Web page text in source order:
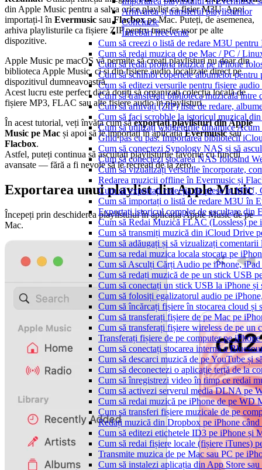
Arhivarea și transferul playlisturilor
Concluzie
Întrebări frecvente
Cum să creezi o listă de redare M3U
Cum să redai muzica de pe Mac / PC /
Cum să redai propria muzică pe iPhone
Cum să schimbi copertele albumelor
Cum să editezi versurile pentru fișiere
Cum să transferați biblioteca muzicală
Cum să arhivați (ZIP) liste de redare,
Cum să faci scrobble la istoricul muzical
Cum să utilizați widgeturile dinamice
Ghid pas cu pas: Importarea bibliotecii
Cum să conectezi Synology NAS și să
Cum să conectezi stocarea NAS folosind
Cum să vizualizați versurile încorporate,
Redarea muzicii offline în Evermusic și
Cum să exportați colecția de piese în
Cum să importați o listă de redare M3U în
Exportați istoricul complet de ascultare din
Cum să Redai Muzică FLAC (Lossless) pe
Cum să transmiți muzică din iCloud Drive
Cum să adăugați și să vizualizați
Cum sa redai muzica locala stocata pe
Cum să Asculți Cărți Audio pe iPhone,
Cum să redați muzică de pe un stick USB
Cum să conectați un stick USB la iPhone și
Cum să folosiți egalizatorul audio pe
Cum să încărcați fișiere în stocarea cloud
Cum să transferați fișiere de pe Mac pe
Cum să transferați fișiere wireless de pe
Transferați fișiere de pe computer pe
Cum să conectați stocarea internă a
Cum să descarci muzică de pe YouTube și
Cum să deconectezi o aplicație terță de la
Cum să înregistrezi video în timp ce redai
Cum să activezi serverul media DLNA pe
Cum să redai muzică pe iPhone de pe WD
Cum să transferi fișiere muzicale de pe
Redați muzică din Dropbox pe iPhone
Cum să editezi etichetele ID3 pe iPhone și
Cum să redai fișiere locale (fișiere iTunes)
Transmite muzica de pe Mac sau PC pe
Cum să instalezi aplicația din App Store
din Apple Music pentru a salva orice playlist ca fișier M3U. Apoi
importați-l în Evermusic sauFlacboxpe Mac. Puteți, de asemenea,
arhiva playlisturile ca fișiere ZIP pentru transfer ușor pe alte
dispozitive.
Apple Music pe macOS vă permite să creați playlisturi nu doar din
biblioteca Apple Music, ci și din fișiere audio localizate direct pe
dispozitivul dumneavoastră.
Acest lucru este perfect dacă doriți să organizați colecția locală de
fișiere MP3, FLAC sau alte fișiere audio în playlisturi.
În acest tutorial, veți învăța cum săexportați playlisturi din Apple
Music pe Mac și apoi să le importați în aplicațiaEvermusicsau
Flacbox.
Astfel, puteți continua să ascultați playlisturile favorite cu funcții
avansate — fără a fi nevoie să le recreați de la zero.
Exportarea unui playlist din Apple Music
Începeți prin deschiderea playlistului în aplicația Apple Music de pe
Mac.